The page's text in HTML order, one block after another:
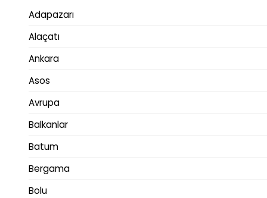
Adapazarı
Alaçatı
Ankara
Asos
Avrupa
Balkanlar
Batum
Bergama
Bolu